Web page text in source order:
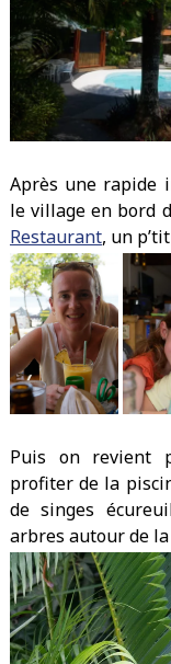
Après une rapide
le village en bord
Restaurant, un
Puis on revient
profiter de la
de singes
arbres autour de